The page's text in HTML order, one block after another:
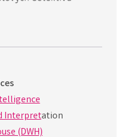
Interpretation
(DWH)